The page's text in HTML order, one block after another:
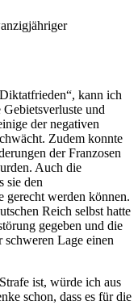
kann ich
und
der negativen
Zudem konnte
der Franzosen
Auch die
sie den
gerecht werden können.
Reich selbst hatte
gegeben und die
Lage einen
ist, würde ich aus
schon, dass es für die